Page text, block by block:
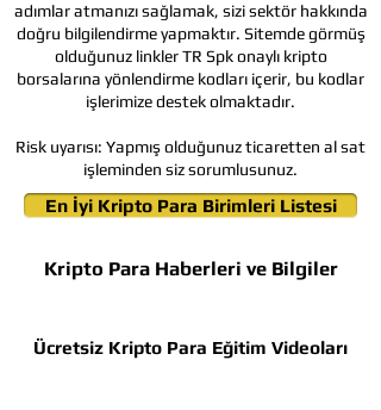
Ücretsiz Kripto Para Eğitim Videoları
Kripto Para Haberleri ve Bilgiler
En İyi Kripto Para Birimleri Listesi
adımlar atmanızı sağlamak, sizi sektör hakkında
doğru bilgilendirme yapmaktır. Sitemde görmüş
olduğunuz linkler TR Spk onaylı kripto
borsalarına yönlendirme kodları içerir, bu kodlar
işlerimize destek olmaktadır.
Risk uyarısı: Yapmış olduğunuz ticaretten al sat
işleminden siz sorumlusunuz.